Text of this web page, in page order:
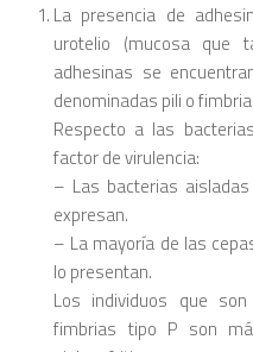
La presencia de
urotelio (mucosa que
adhesinas se
denominadas pili o
Respecto a las
factor de virulencia:
– Las bacterias
expresan.
– La mayoría de las
lo presentan.
Los individuos que
fimbrias tipo P son